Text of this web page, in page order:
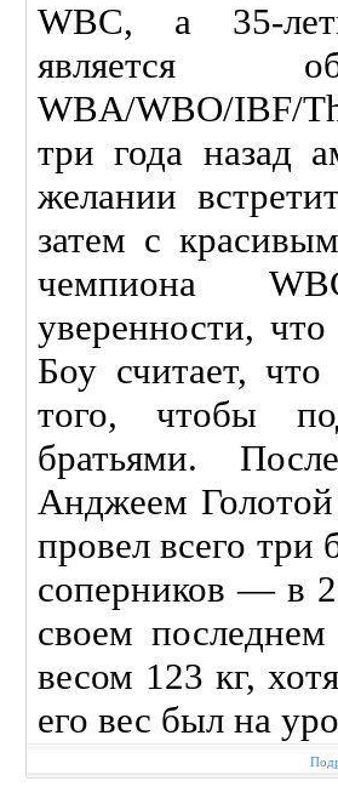
WBC, а 35-
является
WBA/WBO/IBF/
три года назад
желании
затем с
чемпиона
уверенности,
Боу считает,
того, чтобы
братьями.
Анджеем
провел всего три
соперников — в
своем
весом 123 кг,
его вес был на